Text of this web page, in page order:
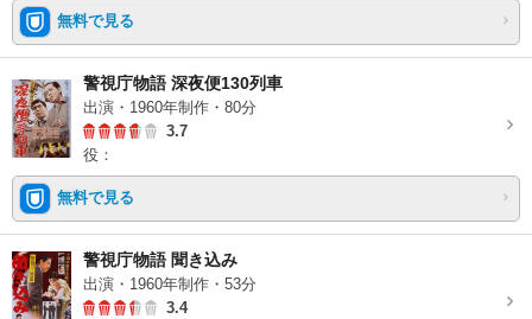
無料で見る
警視庁物語 深夜便130列車
出演・1960年制作・80分
3.7
役：
無料で見る
警視庁物語 聞き込み
出演・1960年制作・53分
3.4